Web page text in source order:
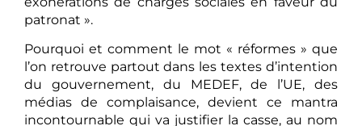
exonérations de charges sociales en faveur du
patronat ».
Pourquoi et comment le mot « réformes » que
l’on retrouve partout dans les textes d’intention
du gouvernement, du MEDEF, de l’UE, des
médias de complaisance, devient ce mantra